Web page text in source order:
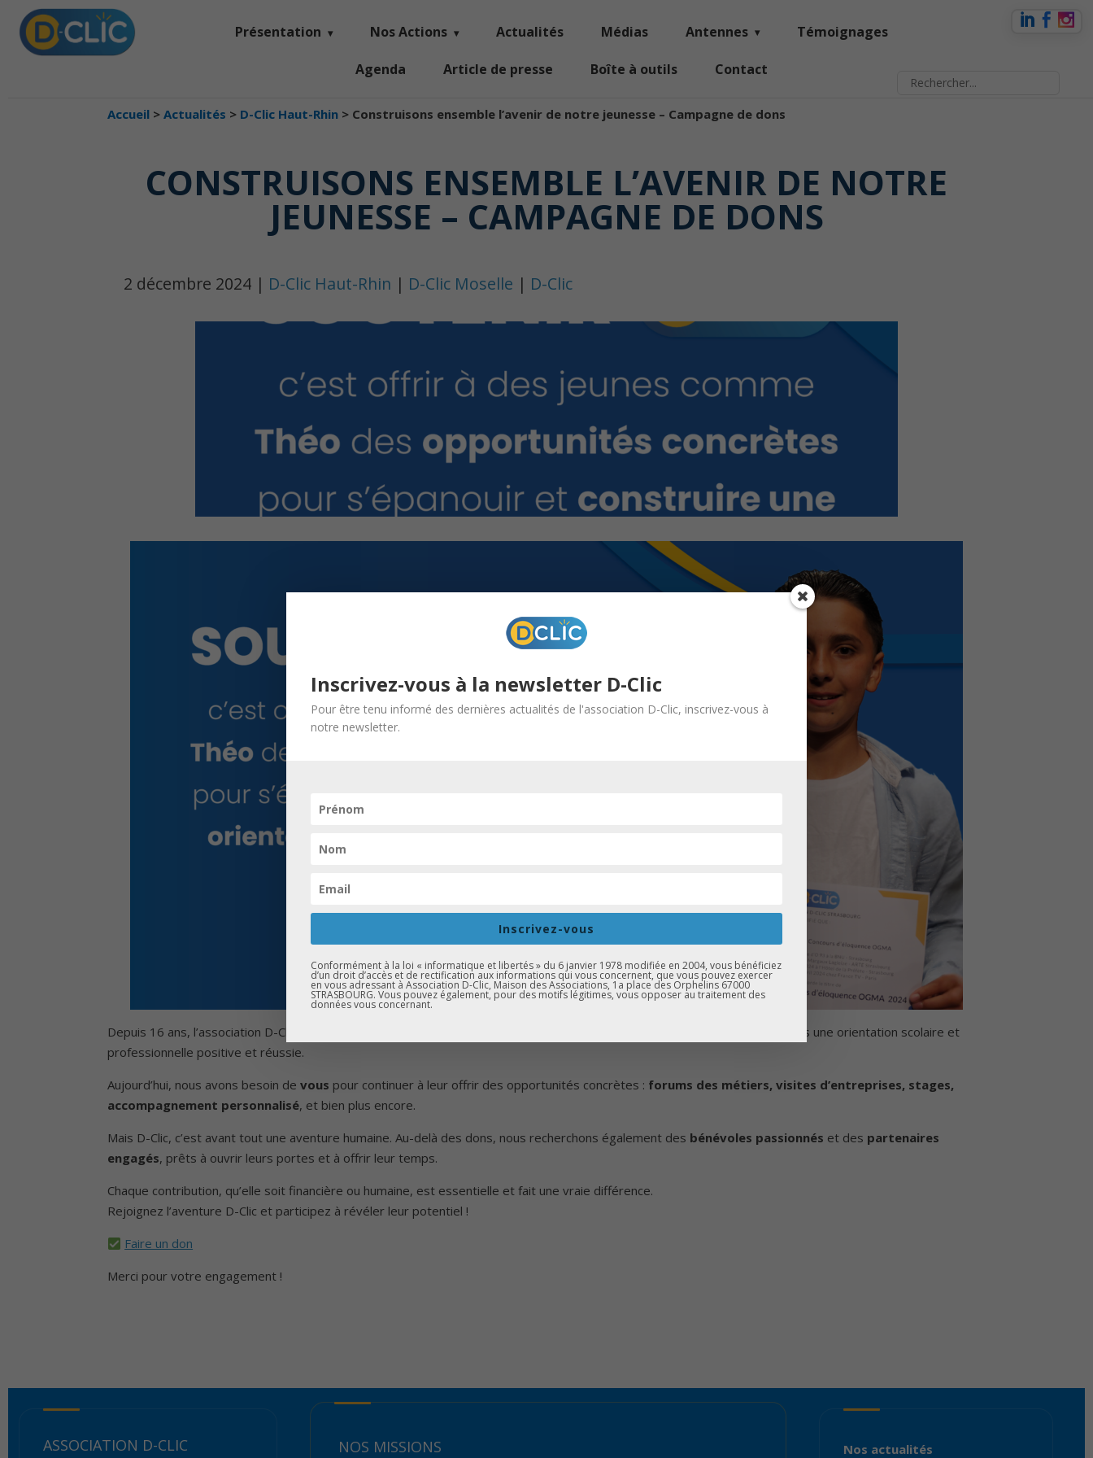
Présentation Nos Actions Actualités Médias Antennes Témoignages
Agenda Article de presse Boîte à outils Contact
Accueil > Actualités > D-Clic Haut-Rhin > Construisons ensemble l’avenir de notre jeunesse – Campagne de dons
CONSTRUISONS ENSEMBLE L’AVENIR DE NOTRE
JEUNESSE – CAMPAGNE DE DONS
2 décembre 2024 | D-Clic Haut-Rhin | D-Clic Moselle | D-Clic
Depuis 16 ans, l’association D-Clic accompagne les jeunes des quartiers prioritaires et des zones rurales pour les guider vers une orientation scolaire et
professionnelle positive et réussie.
Aujourd’hui, nous avons besoin de vous pour continuer à leur offrir des opportunités concrètes : forums des métiers, visites d’entreprises, stages,
accompagnement personnalisé, et bien plus encore.
Mais D-Clic, c’est avant tout une aventure humaine. Au-delà des dons, nous recherchons également des bénévoles passionnés et des partenaires
engagés, prêts à ouvrir leurs portes et à offrir leur temps.
Chaque contribution, qu’elle soit financière ou humaine, est essentielle et fait une vraie différence.
Rejoignez l’aventure D-Clic et participez à révéler leur potentiel !
Faire un don
Merci pour votre engagement !
ASSOCIATION D-CLIC NOS MISSIONS Nos actualités
Inscrivez-vous à la newsletter D-Clic
Pour être tenu informé des dernières actualités de l'association D-Clic, inscrivez-vous à
notre newsletter.
Inscrivez-vous
Conformément à la loi « informatique et libertés » du 6 janvier 1978 modifiée en 2004, vous bénéficiez
d’un droit d’accès et de rectification aux informations qui vous concernent, que vous pouvez exercer
en vous adressant à Association D-Clic, Maison des Associations, 1a place des Orphelins 67000
STRASBOURG. Vous pouvez également, pour des motifs légitimes, vous opposer au traitement des
données vous concernant.